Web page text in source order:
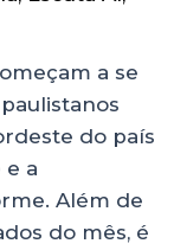
a se
do país
e a
Além de
do mês, é